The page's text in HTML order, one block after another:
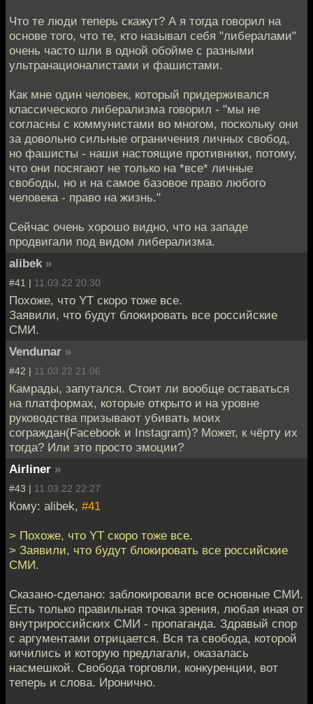
Что те люди теперь скажут? А я тогда говорил на
основе того, что те, кто называл себя "либералами"
очень часто шли в одной обойме с разными
ультранационалистами и фашистами.
Как мне один человек, который придерживался
классического либерализма говорил - "мы не
согласны с коммунистами во многом, поскольку они
за довольно сильные ограничения личных свобод,
но фашисты - наши настоящие противники, потому,
что они посягают не только на *все* личные
свободы, но и на самое базовое право любого
человека - право на жизнь."
Сейчас очень хорошо видно, что на западе
продвигали под видом либерализма.
alibek »
#41 | 11.03.22 20:30
Похоже, что YT скоро тоже все.
Заявили, что будут блокировать все российские
СМИ.
Vendunar »
#42 | 11.03.22 21:06
Камрады, запутался. Стоит ли вообще оставаться
на платформах, которые открыто и на уровне
руководства призывают убивать моих
сограждан(Facebook и Instagram)? Может, к чёрту их
тогда? Или это просто эмоции?
Airliner »
#43 | 11.03.22 22:27
Кому: alibek, #41
> Похоже, что YT скоро тоже все.
> Заявили, что будут блокировать все российские
СМИ.
Сказано-сделано: заблокировали все основные СМИ.
Есть только правильная точка зрения, любая иная от
внутрироссийских СМИ - пропаганда. Здравый спор
с аргументами отрицается. Вся та свобода, которой
кичились и которую предлагали, оказалась
насмешкой. Свобода торговли, конкуренции, вот
теперь и слова. Иронично.